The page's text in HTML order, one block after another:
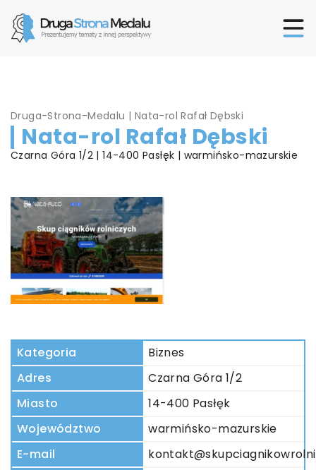
Druga-Strona-Medalu | Nata-rol Rafał Dębski
Nata-rol Rafał Dębski
Czarna Góra 1/2 | 14-400 Pasłęk | warmińsko-mazurskie
Kategoria
Biznes
Adres
Czarna Góra 1/2
Miasto
14-400 Pasłęk
Województwo
warmińsko-mazurskie
E-mail